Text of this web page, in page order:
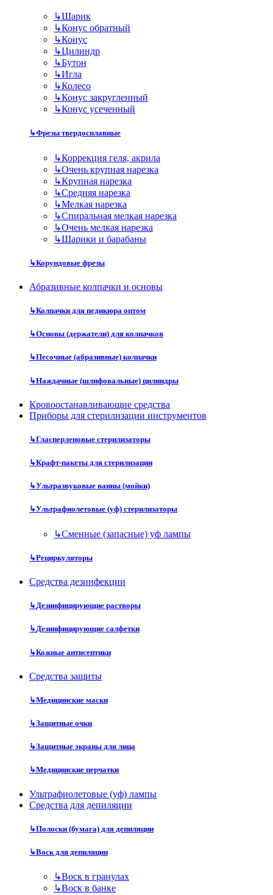
↳Шарик
↳Конус обратный
↳Конус
↳Цилиндр
↳Бутон
↳Игла
↳Колесо
↳Конус закругленный
↳Конус усеченный
↳Фрезы твердосплавные
↳Коррекция геля, акрила
↳Очень крупная нарезка
↳Крупная нарезка
↳Средняя нарезка
↳Мелкая нарезка
↳Спиральная мелкая нарезка
↳Очень мелкая нарезка
↳Шарики и барабаны
↳Корундовые фрезы
Абразивные колпачки и основы
↳Колпачки для педикюра оптом
↳Основы (держатели) для колпачков
↳Песочные (абразивные) колпачки
↳Наждачные (шлифовальные) цилиндры
Кровоостанавливающие средства
Приборы для стерилизации инструментов
↳Гласперленовые стерилизаторы
↳Крафт-пакеты для стерилизации
↳Ультразвуковые ванны (мойки)
↳Ультрафиолетовые (уф) стерилизаторы
↳Сменные (запасные) уф лампы
↳Рециркуляторы
Средства дезинфекции
↳Дезинфицирующие растворы
↳Дезинфицирующие салфетки
↳Кожные антисептики
Средства защиты
↳Медицинские маски
↳Защитные очки
↳Защитные экраны для лица
↳Медицинские перчатки
Ультрафиолетовые (уф) лампы
Средства для депиляции
↳Полоски (бумага) для депиляции
↳Воск для депиляции
↳Воск в гранулах
↳Воск в банке